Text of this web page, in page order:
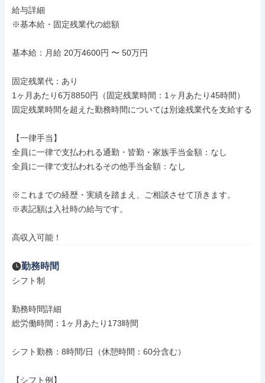
給与詳細
※基本給・固定残業代の総額
基本給：月給 20万4600円 〜 50万円
固定残業代：あり
1ヶ月あたり6万8850円（固定残業時間：1ヶ月あたり45時間）
固定残業時間を超えた勤務時間については別途残業代を支給する
【一律手当】
全員に一律で支払われる通勤・皆勤・家族手当金額：なし
全員に一律で支払われるその他手当金額：なし
※これまでの経歴・実績を踏まえ、ご相談させて頂きます。
※表記額は入社時の給与です。
高収入可能！
勤務時間
シフト制
勤務時間詳細
総労働時間：1ヶ月あたり173時間
シフト勤務：8時間/日（休憩時間：60分含む）
【シフト例】